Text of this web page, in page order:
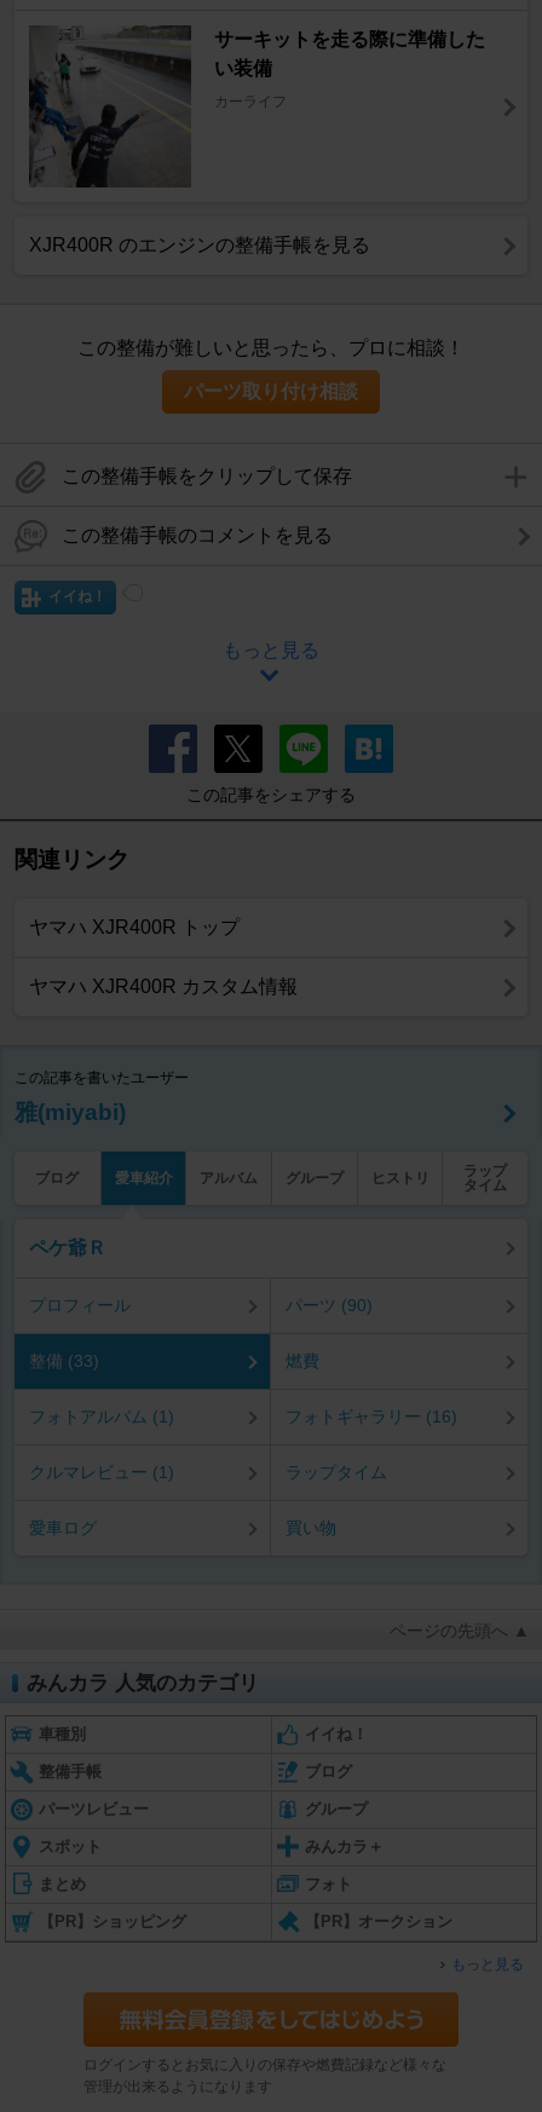
サーキットを走る際に準備した
い装備
カーライフ
XJR400R のエンジンの整備手帳を見る
この整備が難しいと思ったら、プロに相談！
パーツ取り付け相談
この整備手帳をクリップして保存
この整備手帳のコメントを見る
イイね！
もっと見る
この記事をシェアする
関連リンク
ヤマハ XJR400R トップ
ヤマハ XJR400R カスタム情報
この記事を書いたユーザー
雅(miyabi)
ブログ 愛車紹介 アルバム グループ ヒストリ
ラップ
タイム
ペケ爺Ｒ
プロフィール パーツ (90)
整備 (33) 燃費
フォトアルバム (1) フォトギャラリー (16)
クルマレビュー (1) ラップタイム
愛車ログ 買い物
ページの先頭へ ▲
みんカラ 人気のカテゴリ
車種別 イイね！
整備手帳 ブログ
パーツレビュー グループ
スポット みんカラ＋
まとめ フォト
【PR】ショッピング 【PR】オークション
もっと見る
ログインするとお気に入りの保存や燃費記録など様々な
管理が出来るようになります